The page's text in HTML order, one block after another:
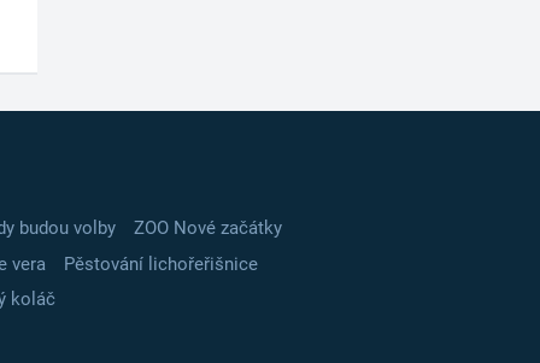
budou volby
ZOO Nové začátky
vera
Pěstování lichořeřišnice
koláč